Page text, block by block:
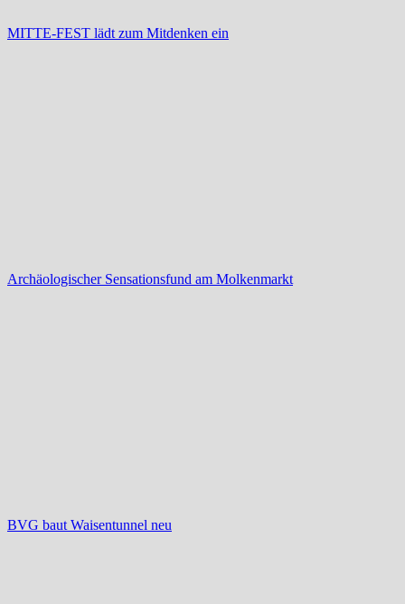
MITTE-FEST lädt zum Mitdenken ein
Archäologischer Sensationsfund am Molkenmarkt
BVG baut Waisentunnel neu